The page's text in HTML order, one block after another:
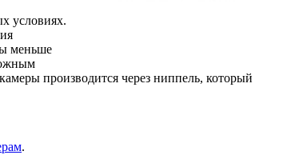
условиях.
меньше
производится через ниппель, который
.